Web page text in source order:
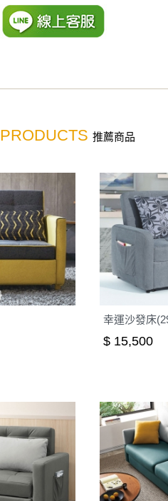
PRODUCTS 推薦商品
幸運沙發床
$ 15,500